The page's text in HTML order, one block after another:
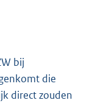
bij
die
direct zouden